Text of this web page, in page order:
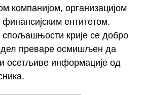
компанијом, организацијом
ентитетом.
крије се добро
преваре осмишљен да
осетљиве информације од